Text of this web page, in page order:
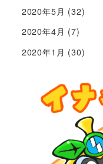
2020年5月 (32)
2020年4月 (7)
2020年1月 (30)